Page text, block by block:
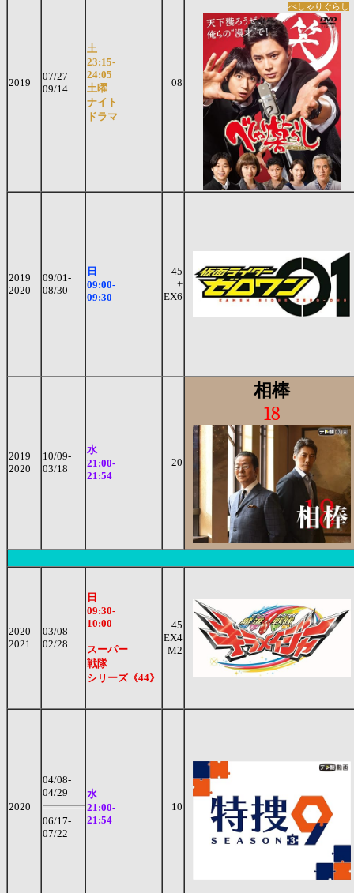
2019
07/27-
09/14
土
23:15-
24:05
土曜
ナイト
ドラマ
08
べしゃりぐらし
2019
2020
09/01-
08/30
日
09:00-
09:30
45
+
EX6
2019
2020
10/09-
03/18
水
21:00-
21:54
20
相棒
18
2020
2021
03/08-
02/28
日
09:30-
10:00
スーパー
戦隊
シリーズ《44》
45
EX4
M2
2020
04/08-
04/29
06/17-
07/22
水
21:00-
21:54
10